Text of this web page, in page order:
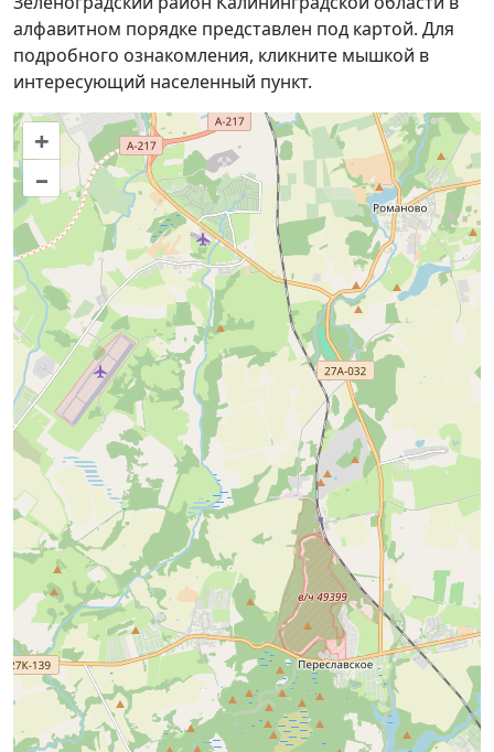
алфавитном порядке представлен под картой. Для
подробного ознакомления, кликните мышкой в
интересующий населенный пункт.
+
–